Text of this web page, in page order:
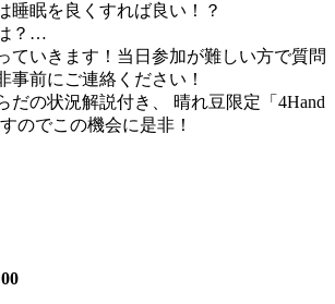
睡眠を良くすれば良い！？
？…
ていきます！当日参加が難しい方で質問
事前にご連絡ください！
だの状況解説付き、 晴れ豆限定「4Hand
のでこの機会に是非！